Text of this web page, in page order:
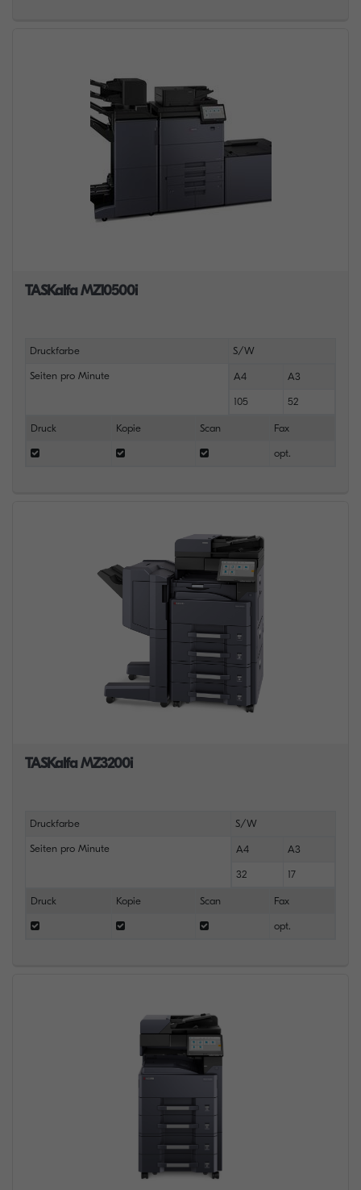
TASKalfa MZ10500i
Druckfarbe S/W
Seiten pro Minute A4 A3
105 52
Druck Kopie Scan Fax
opt.
TASKalfa MZ3200i
Druckfarbe S/W
Seiten pro Minute A4 A3
32 17
Druck Kopie Scan Fax
opt.